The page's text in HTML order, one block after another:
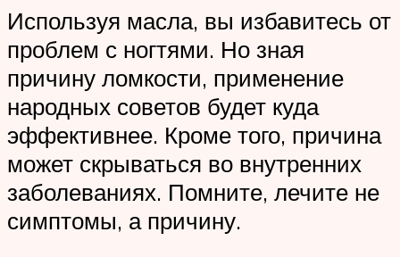
Используя масла, вы избавитесь от
проблем с ногтями. Но зная
причину ломкости, применение
народных советов будет куда
эффективнее. Кроме того, причина
может скрываться во внутренних
заболеваниях. Помните, лечите не
симптомы, а причину.